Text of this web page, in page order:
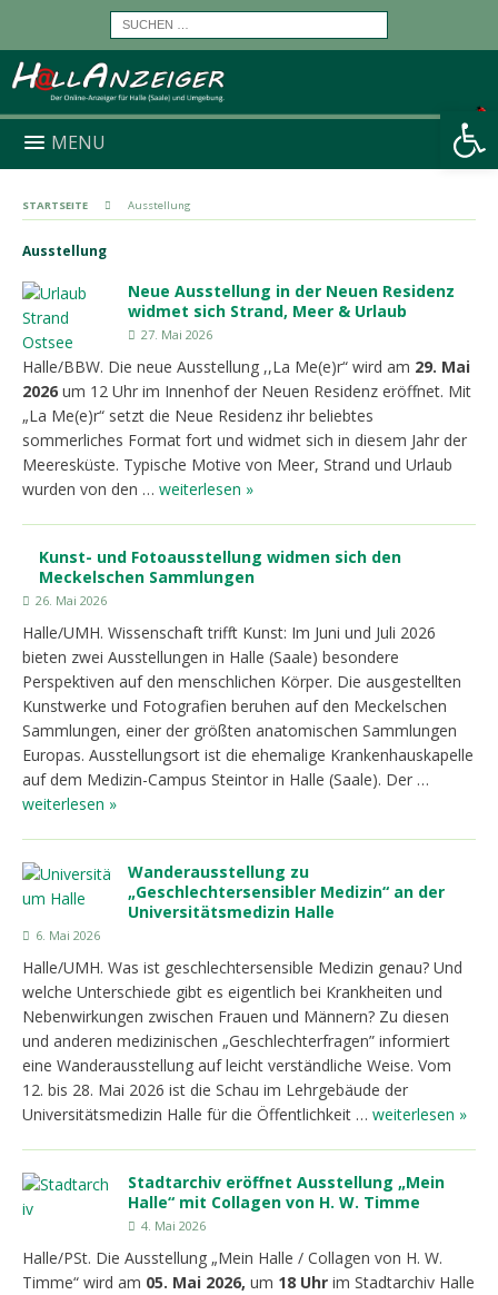
Werkzeugleiste öffnen
MENU
STARTSEITE Ausstellung
Ausstellung
Neue Ausstellung in der Neuen Residenz
widmet sich Strand, Meer & Urlaub
27. Mai 2026
Halle/BBW. Die neue Ausstellung ,,La Me(e)r“ wird am 29. Mai
2026 um 12 Uhr im Innenhof der Neuen Residenz eröffnet. Mit
„La Me(e)r“ setzt die Neue Residenz ihr beliebtes
sommerliches Format fort und widmet sich in diesem Jahr der
Meeresküste. Typische Motive von Meer, Strand und Urlaub
wurden von den … weiterlesen »
Kunst- und Fotoausstellung widmen sich den
Meckelschen Sammlungen
26. Mai 2026
Halle/UMH. Wissenschaft trifft Kunst: Im Juni und Juli 2026
bieten zwei Ausstellungen in Halle (Saale) besondere
Perspektiven auf den menschlichen Körper. Die ausgestellten
Kunstwerke und Fotografien beruhen auf den Meckelschen
Sammlungen, einer der größten anatomischen Sammlungen
Europas. Ausstellungsort ist die ehemalige Krankenhauskapelle
auf dem Medizin-Campus Steintor in Halle (Saale). Der …
weiterlesen »
Wanderausstellung zu
„Geschlechtersensibler Medizin“ an der
Universitätsmedizin Halle
6. Mai 2026
Halle/UMH. Was ist geschlechtersensible Medizin genau? Und
welche Unterschiede gibt es eigentlich bei Krankheiten und
Nebenwirkungen zwischen Frauen und Männern? Zu diesen
und anderen medizinischen „Geschlechterfragen” informiert
eine Wanderausstellung auf leicht verständliche Weise. Vom
12. bis 28. Mai 2026 ist die Schau im Lehrgebäude der
Universitätsmedizin Halle für die Öffentlichkeit … weiterlesen »
Stadtarchiv eröffnet Ausstellung „Mein
Halle“ mit Collagen von H. W. Timme
4. Mai 2026
Halle/PSt. Die Ausstellung „Mein Halle / Collagen von H. W.
Timme“ wird am 05. Mai 2026, um 18 Uhr im Stadtarchiv Halle